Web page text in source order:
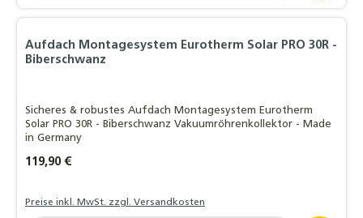
Aufdach Montagesystem Eurotherm Solar PRO 30R -
Biberschwanz
Sicheres & robustes Aufdach Montagesystem Eurotherm
Solar PRO 30R - Biberschwanz Vakuumröhrenkollektor - Made
in Germany
Regulärer Preis:
119,90 €
Preise inkl. MwSt. zzgl. Versandkosten